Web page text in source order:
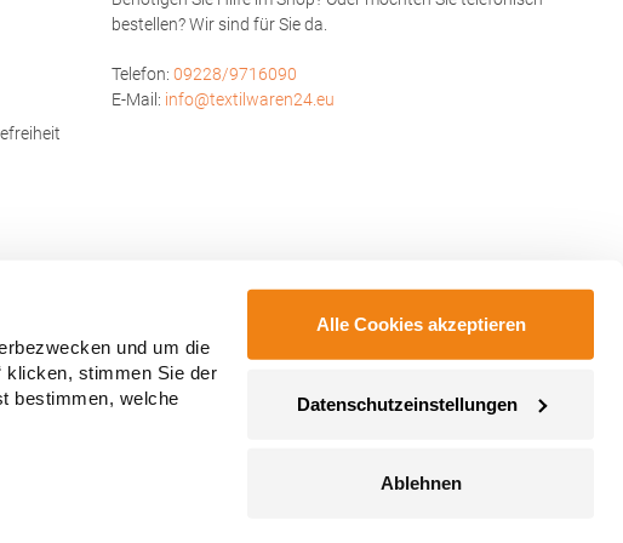
und um die
klicken, stimmen Sie der
bestimmen, welche
Alle Cookies akzeptieren
Datenschutzeinstellungen
Ablehnen
International
Centre, Co.
Irland E-Mail:
bestellen? Wir sind für Sie da.
Telefon: 09228/9716090
E-Mail: info@textilwaren24.eu